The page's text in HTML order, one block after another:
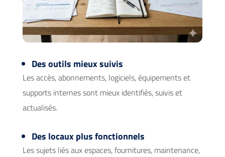
Des outils mieux suivis
Les accès, abonnements, logiciels, équipements et
supports internes sont mieux identifiés, suivis et
actualisés.
Des locaux plus fonctionnels
Les sujets liés aux espaces, fournitures, maintenance,